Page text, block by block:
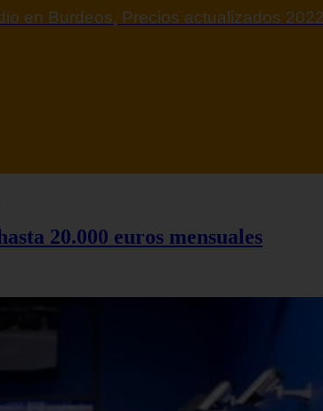
en Goiania, Precios actualizados 2022
20.000 euros mensuales